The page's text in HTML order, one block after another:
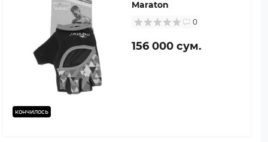
кончилось
Maraton
0
156 000 сум.